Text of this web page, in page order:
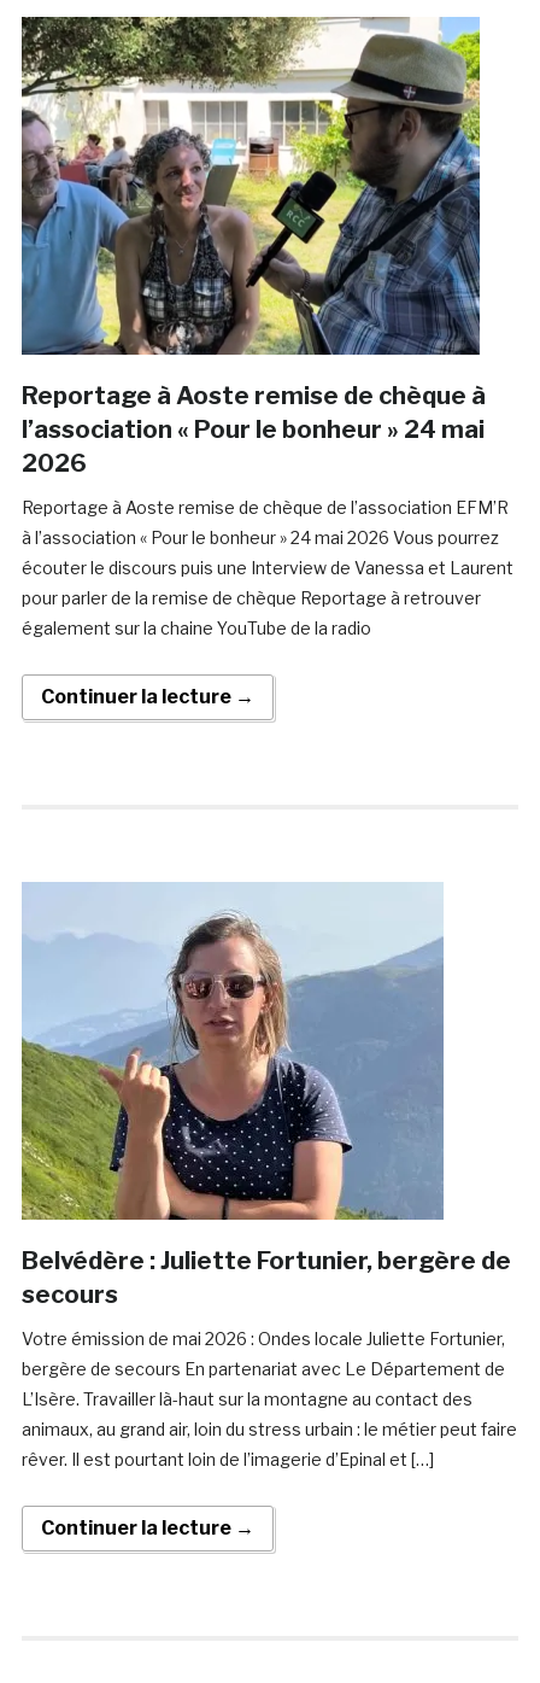
Reportage à Aoste remise de chèque à
l’association « Pour le bonheur » 24 mai
2026
Reportage à Aoste remise de chèque de l’association EFM’R
à l’association « Pour le bonheur » 24 mai 2026 Vous pourrez
écouter le discours puis une Interview de Vanessa et Laurent
pour parler de la remise de chèque Reportage à retrouver
également sur la chaine YouTube de la radio
Continuer la lecture →
Belvédère : Juliette Fortunier, bergère de
secours
Votre émission de mai 2026 : Ondes locale Juliette Fortunier,
bergère de secours En partenariat avec Le Département de
L’Isère. Travailler là-haut sur la montagne au contact des
animaux, au grand air, loin du stress urbain : le métier peut faire
rêver. Il est pourtant loin de l’imagerie d’Epinal et […]
Continuer la lecture →